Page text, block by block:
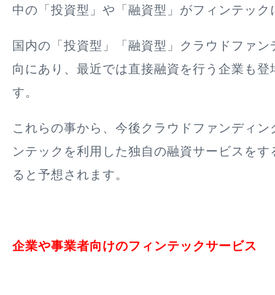
中の「投資型」や「融資型」がフィンテック
国内の「投資型」「融資型」クラウドファ
向にあり、最近では直接融資を行う企業も登
す。
これらの事から、今後クラウドファンディ
ンテックを利用した独自の融資サービスを
ると予想されます。
企業や事業者向けのフィンテックサービス